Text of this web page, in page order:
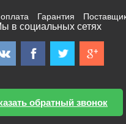
Гарантия
в социальных сетях
обратный звонок